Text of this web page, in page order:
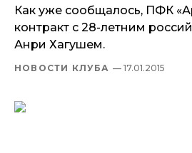
Как уже сообщалось, ПФК
контракт с 28-летним
Анри Хагушем.
НОВОСТИ КЛУБА — 17.01.2015